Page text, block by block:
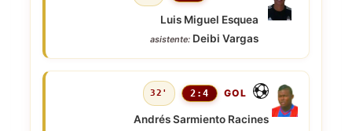
Luis Miguel Esquea
asistente: Deibi Vargas
32' 2:4 GOL
Andrés Sarmiento Racines